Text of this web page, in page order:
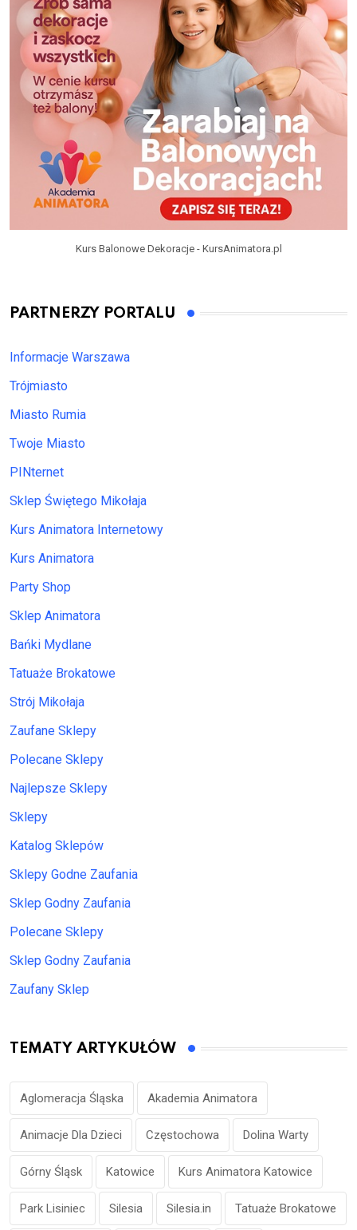
Kurs Balonowe Dekoracje - KursAnimatora.pl
PARTNERZY PORTALU
Informacje Warszawa
Trójmiasto
Miasto Rumia
Twoje Miasto
PINternet
Sklep Świętego Mikołaja
Kurs Animatora Internetowy
Kurs Animatora
Party Shop
Sklep Animatora
Bańki Mydlane
Tatuaże Brokatowe
Strój Mikołaja
Zaufane Sklepy
Polecane Sklepy
Najlepsze Sklepy
Sklepy
Katalog Sklepów
Sklepy Godne Zaufania
Sklep Godny Zaufania
Polecane Sklepy
Sklep Godny Zaufania
Zaufany Sklep
TEMATY ARTYKUŁÓW
Aglomeracja Śląska Akademia Animatora
Animacje Dla Dzieci Częstochowa Dolina Warty
Górny Śląsk Katowice Kurs Animatora Katowice
Park Lisiniec Silesia Silesia.in Tatuaże Brokatowe